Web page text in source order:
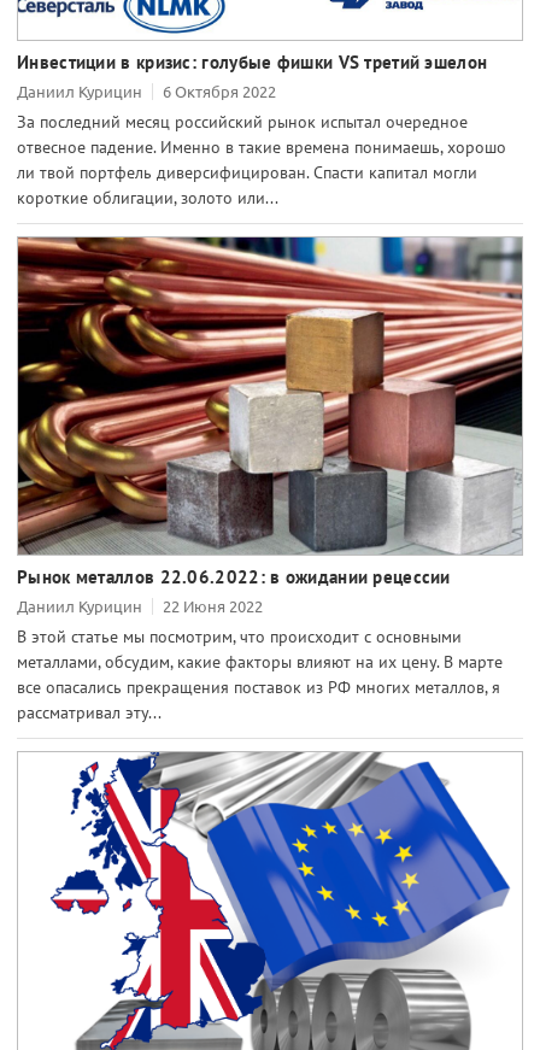
Инвестиции в кризис: голубые фишки VS третий эшелон
Даниил Курицин 6 Октября 2022
За последний месяц российский рынок испытал очередное
отвесное падение. Именно в такие времена понимаешь, хорошо
ли твой портфель диверсифицирован. Спасти капитал могли
короткие облигации, золото или...
Рынок металлов 22.06.2022: в ожидании рецессии
Даниил Курицин 22 Июня 2022
В этой статье мы посмотрим, что происходит с основными
металлами, обсудим, какие факторы влияют на их цену. В марте
все опасались прекращения поставок из РФ многих металлов, я
рассматривал эту...